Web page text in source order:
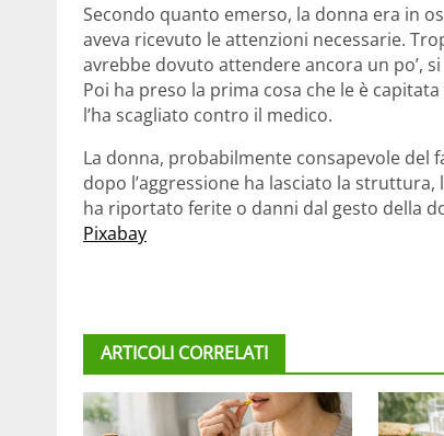
Secondo quanto emerso, la donna era in
aveva ricevuto le attenzioni necessarie.
avrebbe dovuto attendere ancora un po’,
Poi ha preso la prima cosa che le è
l’ha scagliato contro il medico.
La donna, probabilmente consapevole
dopo l’aggressione ha lasciato la
ha riportato ferite o danni dal gesto della
Pixabay
ARTICOLI CORRELATI